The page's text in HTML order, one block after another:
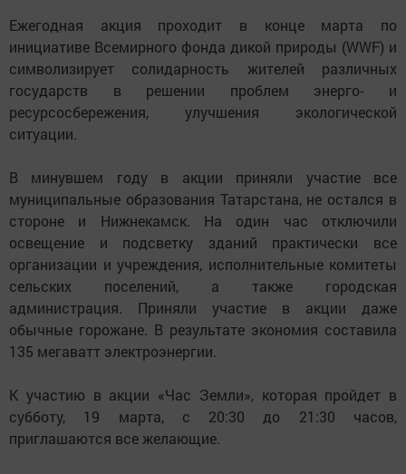
Ежегодная акция проходит в конце марта по
инициативе Всемирного фонда дикой природы (WWF) и
символизирует солидарность жителей различных
государств в решении проблем энерго- и
ресурсосбережения, улучшения экологической
ситуации.
В минувшем году в акции приняли участие все
муниципальные образования Татарстана, не остался в
стороне и Нижнекамск. На один час отключили
освещение и подсветку зданий практически все
организации и учреждения, исполнительные комитеты
сельских поселений, а также городская
администрация. Приняли участие в акции даже
обычные горожане. В результате экономия составила
135 мегаватт электроэнергии.
К участию в акции «Час Земли», которая пройдет в
субботу, 19 марта, с 20:30 до 21:30 часов,
приглашаются все желающие.